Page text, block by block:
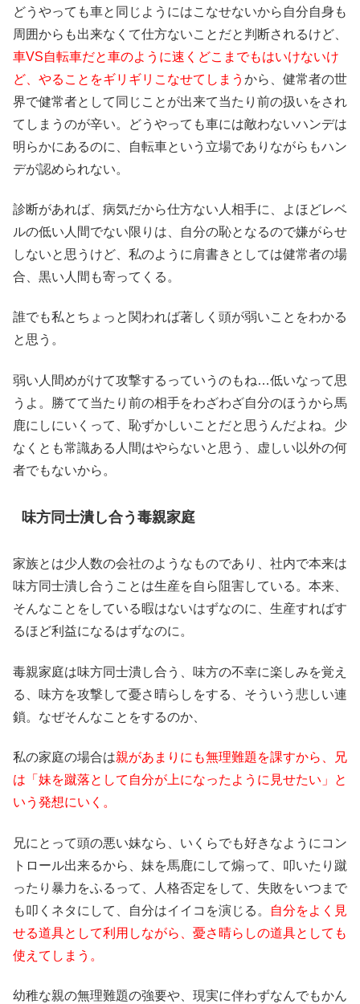
どうやっても車と同じようにはこなせないから自分自身も
周囲からも出来なくて仕方ないことだと判断されるけど、
車VS自転車だと車のように速くどこまでもはいけないけ
ど、やることをギリギリこなせてしまう から、健常者の世
界で健常者として同じことが出来て当たり前の扱いをされ
てしまうのが辛い。どうやっても車には敵わないハンデは
明らかにあるのに、自転車という立場でありながらもハン
デが認められない。
診断があれば、病気だから仕方ない人相手に、よほどレベ
ルの低い人間でない限りは、自分の恥となるので嫌がらせ
しないと思うけど、私のように肩書きとしては健常者の場
合、黒い人間も寄ってくる。
誰でも私とちょっと関われば著しく頭が弱いことをわかる
と思う。
弱い人間めがけて攻撃するっていうのもね…低いなって思
うよ。勝てて当たり前の相手をわざわざ自分のほうから馬
鹿にしにいくって、恥ずかしいことだと思うんだよね。少
なくとも常識ある人間はやらないと思う、虚しい以外の何
者でもないから。
味方同士潰し合う毒親家庭
家族とは少人数の会社のようなものであり、社内で本来は
味方同士潰し合うことは生産を自ら阻害している。本来、
そんなことをしている暇はないはずなのに、生産すればす
るほど利益になるはずなのに。
毒親家庭は味方同士潰し合う、味方の不幸に楽しみを覚え
る、味方を攻撃して憂さ晴らしをする、そういう悲しい連
鎖。なぜそんなことをするのか、
私の家庭の場合は親があまりにも無理難題を課すから、兄
は「妹を蹴落として自分が上になったように見せたい」と
いう発想にいく。
兄にとって頭の悪い妹なら、いくらでも好きなようにコン
トロール出来るから、妹を馬鹿にして煽って、叩いたり蹴
ったり暴力をふるって、人格否定をして、失敗をいつまで
も叩くネタにして、自分はイイコを演じる。
自分をよく見
せる道具として利用しながら、憂さ晴らしの道具としても
使えてしまう。
幼稚な親の無理難題の強要や、現実に伴わずなんでもかん